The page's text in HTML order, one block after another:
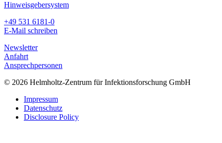
Hinweisgebersystem
+49 531 6181-0
E-Mail schreiben
Newsletter
Anfahrt
Ansprechpersonen
© 2026 Helmholtz-Zentrum für Infektionsforschung GmbH
Impressum
Datenschutz
Disclosure Policy